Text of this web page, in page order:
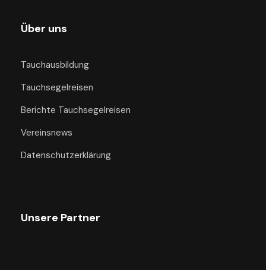
Über uns
Tauchausbildung
Tauchsegelreisen
Berichte Tauchsegelreisen
Vereinsnews
Datenschutzerklärung
Unsere Partner